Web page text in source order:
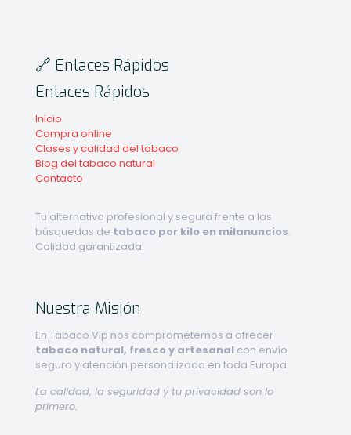
🔗 Enlaces Rápidos
Enlaces Rápidos
Inicio
Compra online
Clases y calidad del tabaco
Blog del tabaco natural
Contacto
Tu alternativa profesional y segura frente a las
búsquedas de tabaco por kilo en milanuncios.
Calidad garantizada.
Nuestra Misión
En Tabaco.Vip nos comprometemos a ofrecer
tabaco natural, fresco y artesanal con envío
seguro y atención personalizada en toda Europa.
La calidad, la seguridad y tu privacidad son lo
primero.